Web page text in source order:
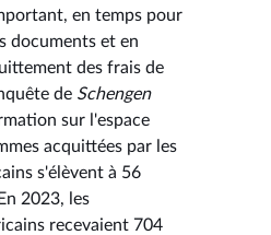
en temps pour
documents et en
des frais de
de Schengen
sur l'espace
acquittées par les
s'élèvent à 56
2023, les
recevaient 704